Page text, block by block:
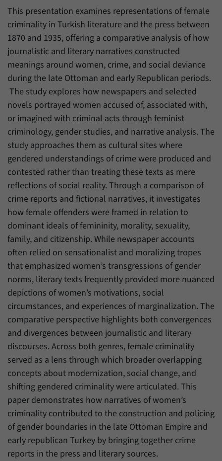
This presentation examines representations of female
criminality in Turkish literature and the press between
1870 and 1935, offering a comparative analysis of how
journalistic and literary narratives constructed
meanings around women, crime, and social deviance
during the late Ottoman and early Republican periods.
The study explores how newspapers and selected
novels portrayed women accused of, associated with,
or imagined with criminal acts through feminist
criminology, gender studies, and narrative analysis. The
study approaches them as cultural sites where
gendered understandings of crime were produced and
contested rather than treating these texts as mere
reflections of social reality. Through a comparison of
crime reports and fictional narratives, it investigates
how female offenders were framed in relation to
dominant ideals of femininity, morality, sexuality,
family, and citizenship. While newspaper accounts
often relied on sensationalist and moralizing tropes
that emphasized women’s transgressions of gender
norms, literary texts frequently provided more nuanced
depictions of women’s motivations, social
circumstances, and experiences of marginalization. The
comparative perspective highlights both convergences
and divergences between journalistic and literary
discourses. Across both genres, female criminality
served as a lens through which broader overlapping
concepts about modernization, social change, and
shifting gendered criminality were articulated. This
paper demonstrates how narratives of women’s
criminality contributed to the construction and policing
of gender boundaries in the late Ottoman Empire and
early republican Turkey by bringing together crime
reports in the press and literary sources.
speichern.
Name SgCookieOptin.lastPreferences
Anbieter Forum Transregionale Studien e.V.
Laufzeit 1 Jahr
Zweck
Dieser Wert speichert Ihre Consent-
Einstellungen. Unter anderem eine zufällig
generierte ID, für die historische Speicherung
Ihrer vorgenommen Einstellungen, falls der
Webseiten-Betreiber dies eingestellt hat.
Name _pk_id
Anbieter Matomo
Laufzeit 13 Monate
Zweck
Mit diesem Cookie können wir Informationen
über Benutzer unserer Internetseite
speichern, zum Beispiel die Besucher-ID.
Name _pk_ref
Anbieter Matomo
Laufzeit 6 Monate
Zweck
Mit diesem Cookie können wir speichern, von
welcher Internetseite oder Suchmaschine
Besucher durch eine Verlinkung auf unsere
Internetseite weitergeleitet wurden.
Name _pk_ses
Anbieter Matomo
Laufzeit 30 Minuten
Zweck
Mit diesem Cookie können wir für kurze Zeit
Daten über den aktuellen Aufenthalt von
Besuchern auf unserer Internetseite
speichern.
Cookie-Informationen anzeigen